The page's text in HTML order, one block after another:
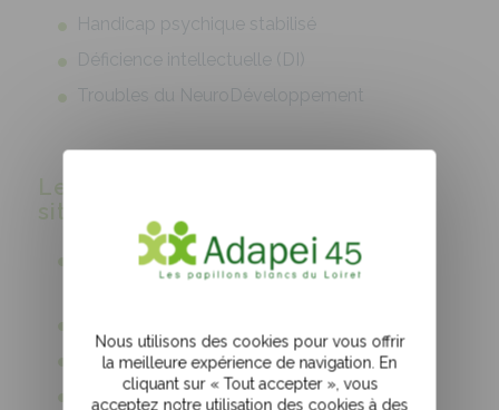
Handicap psychique stabilisé
Déficience intellectuelle (DI)
Troubles du NeuroDéveloppement
Les services intervenants sur ce
site
Service développement et maintien à
Service de coordination de parcours
Service participation sociale
Nous utilisons des cookies pour vous offrir
la meilleure expérience de navigation. En
cliquant sur « Tout accepter », vous
acceptez notre utilisation des cookies à des